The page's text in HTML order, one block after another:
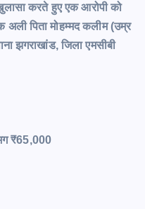
करते हुए एक आरोपी को
अली पिता मोहम्मद कलीम (उम्र
झगराखांड, जिला एमसीबी
₹65,000